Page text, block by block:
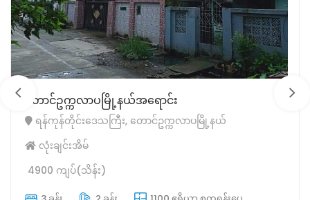
တောင်ဥက္ကလာပမြို့နယ်အရောင်း
ရန်ကုန်တိုင်းဒေသကြီး, တောင်ဥက္ကလာပမြို့နယ်
လုံးချင်းအိမ်
4900 ကျပ်(သိန်း)